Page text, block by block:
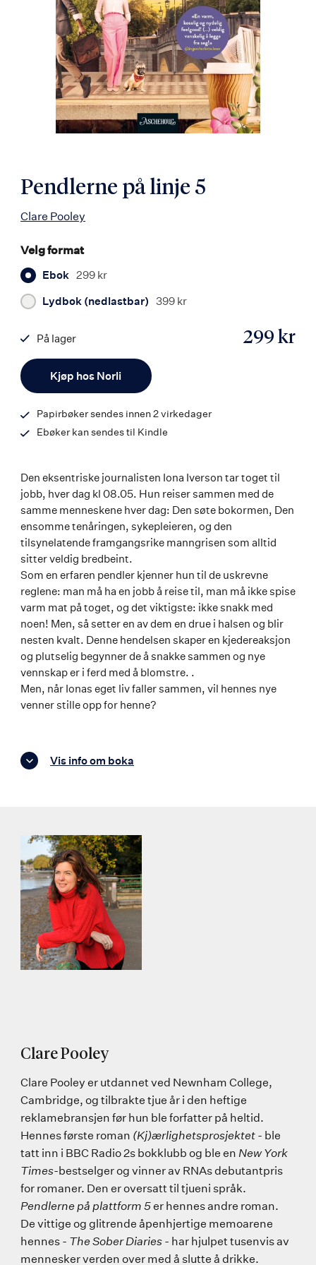
Pendlerne på linje 5
Clare Pooley
Velg format
Ebok 299 kr
Lydbok (nedlastbar) 399 kr
Kjøp hos Norli
299 kr
På lager
9788203395932
Papirbøker sendes innen 2 virkedager
Ebøker kan sendes til Kindle
Den eksentriske journalisten Iona Iverson tar toget til
jobb, hver dag kl 08.05. Hun reiser sammen med de
samme menneskene hver dag: Den søte bokormen, Den
ensomme tenåringen, sykepleieren, og den
tilsynelatende framgangsrike manngrisen som alltid
sitter veldig bredbeint.
Som en erfaren pendler kjenner hun til de uskrevne
reglene: man må ha en jobb å reise til, man må ikke spise
varm mat på toget, og det viktigste: ikke snakk med
noen! Men, så setter en av dem en drue i halsen og blir
nesten kvalt. Denne hendelsen skaper en kjedereaksjon
og plutselig begynner de å snakke sammen og nye
vennskap er i ferd med å blomstre. .
Men, når Ionas eget liv faller sammen, vil hennes nye
venner stille opp for henne?
Vis info om boka
Clare Pooley
Clare Pooley er utdannet ved Newnham College,
Cambridge, og tilbrakte tjue år i den heftige
reklamebransjen før hun ble forfatter på heltid.
Hennes første roman (Kj)ærlighetsprosjektet - ble
tatt inn i BBC Radio 2s bokklubb og ble en New York
Times-bestselger og vinner av RNAs debutantpris
for romaner. Den er oversatt til tjueni språk.
Pendlerne på plattform 5er hennes andre roman.
De vittige og glitrende åpenhjertige memoarene
hennes - The Sober Diaries - har hjulpet tusenvis av
mennesker verden over med å slutte å drikke.